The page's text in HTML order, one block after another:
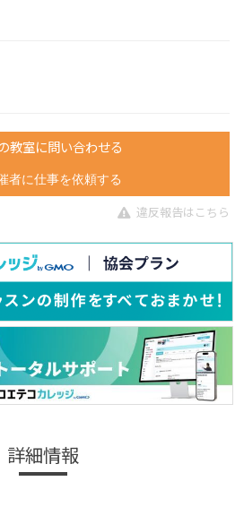
教室に問い合わせる
者に仕事を依頼する
違反報告はこちら
詳細情報